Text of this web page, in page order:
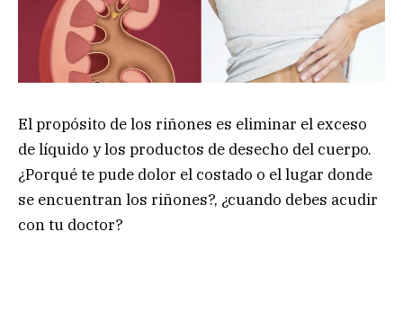
El propósito de los riñones es eliminar el exceso
de líquido y los productos de desecho del cuerpo.
¿Porqué te pude dolor el costado o el lugar donde
se encuentran los riñones?, ¿cuando debes acudir
con tu doctor?